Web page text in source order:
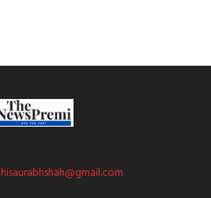
hisaurabhshah@gmail.com